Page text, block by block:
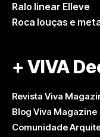
Ralo linear Elleve
Roca louças e
+ VIVA
Revista Viva
Blog Viva Magazine
Comunidade